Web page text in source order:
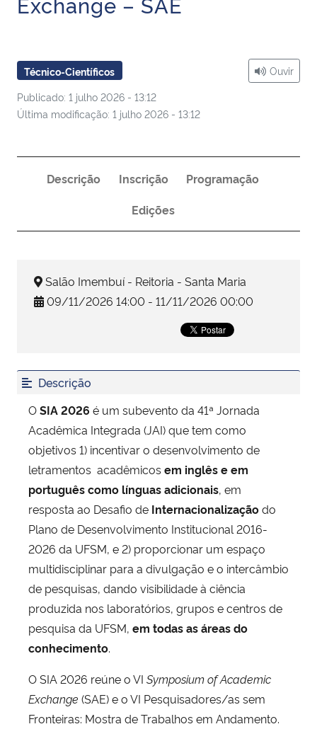
Ministério da Cidadania
Ministério da Ciência, Tecnologia, Inovações e Comunicações
Controladoria-Geral da União
Secretaria de Governo
Gabinete de Segurança Institucional
Banco Central do Brasil
Planalto
Técnico-Científicos
Publicado: 1 julho 2026 - 13:12
Última modificação: 1 julho 2026 - 13:12
Ouvir
Descrição Inscrição
Programação
Edições
Salão Imembuí - Reitoria - Santa Maria
09/11/2026 14:00 - 11/11/2026 00:00
Descrição
OSIA 2026 é um subevento da 41ª Jornada
Acadêmica Integrada (JAI) que tem como
objetivos 1) incentivar o desenvolvimento de
letramentos acadêmicos em inglês e em
português como línguas adicionais, em
resposta ao Desafio de Internacionalizaçãodo
Plano de Desenvolvimento Institucional 2016-
2026 da UFSM, e 2) proporcionar um espaço
multidisciplinar para a divulgação e o intercâmbio
de pesquisas, dando visibilidade à ciência
produzida nos laboratórios, grupos e centros de
pesquisa da UFSM, em todas as áreas do
conhecimento.
O SIA 2026 reúne o VI Symposium of Academic
Exchange (SAE) e o VI Pesquisadores/as sem
Fronteiras: Mostra de Trabalhos em Andamento.